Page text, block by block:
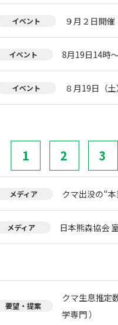
イベント ９月２日開
イベント 8月19日14時
イベント ８月19日（
1 2 3
メディア クマ出没の“
メディア 日本熊森協会
要望・提案
クマ生息推定
学専門 ）